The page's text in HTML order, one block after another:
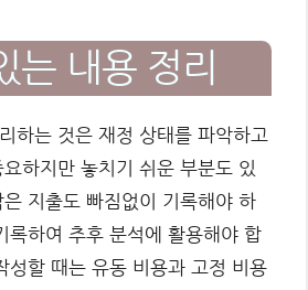
는 내용 정리
하는 것은 재정 상태를 파악하고
하지만 놓치기 쉬운 부분도 있
지출도 빠짐없이 기록해야 하
록하여 추후 분석에 활용해야 합
성할 때는 유동 비용과 고정 비용